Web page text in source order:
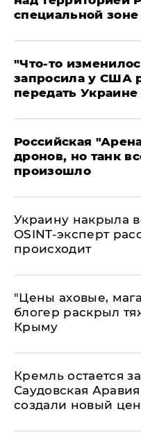
специальной
​"Что-то
запросила у США
передать Украине
​Российская
дронов, но танк
произошло
​Украину накрыла
OSINT-эксперт
происходит
​"Цены аховые,
блогер раскрыл
Крыму
​Кремль остается
Саудовская
создали новый